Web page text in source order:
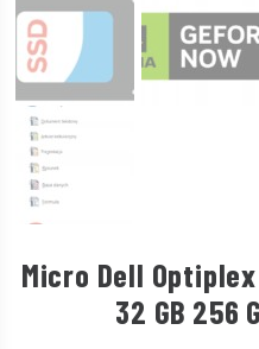
Micro Dell
32 GB 256